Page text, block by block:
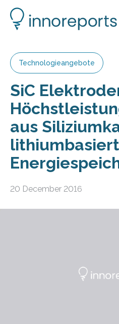
Technologieangebote
SiC
aus
20 December 2016